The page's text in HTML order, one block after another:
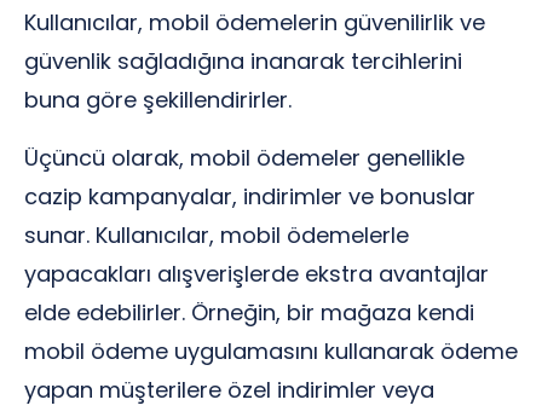
Kullanıcılar, mobil ödemelerin güvenilirlik ve
güvenlik sağladığına inanarak tercihlerini
buna göre şekillendirirler.
Üçüncü olarak, mobil ödemeler genellikle
cazip kampanyalar, indirimler ve bonuslar
sunar. Kullanıcılar, mobil ödemelerle
yapacakları alışverişlerde ekstra avantajlar
elde edebilirler. Örneğin, bir mağaza kendi
mobil ödeme uygulamasını kullanarak ödeme
yapan müşterilere özel indirimler veya